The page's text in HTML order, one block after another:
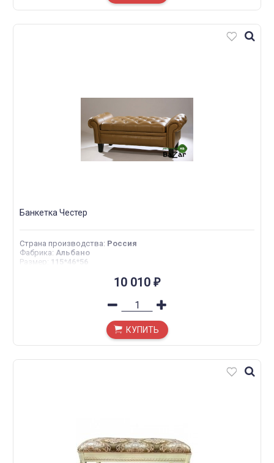
Банкетка Честер
Страна производства: Россия
Фабрика: Альбано
Размер : 115*46*56
10 010 ₽
КУПИТЬ